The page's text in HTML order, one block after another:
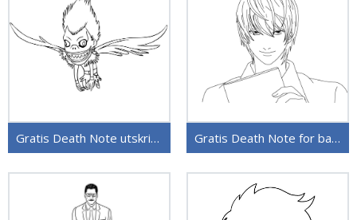
Gratis Death Note utskriftbar Gratis Death Note for barn